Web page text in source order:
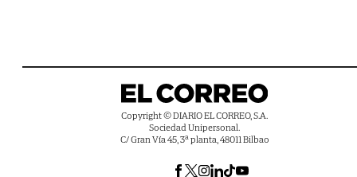
Copyright © DIARIO EL CORREO, S.A.
Sociedad Unipersonal.
C/ Gran Vía 45, 3ª planta, 48011 Bilbao